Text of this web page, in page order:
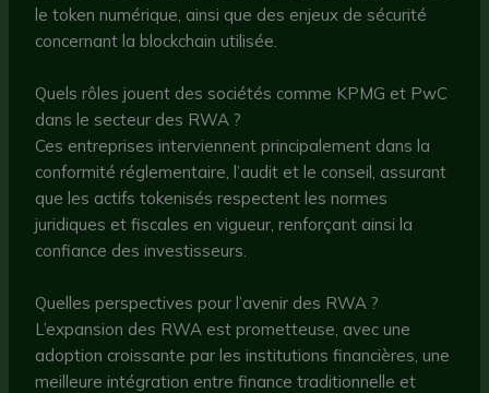
le token numérique, ainsi que des enjeux de sécurité
concernant la blockchain utilisée.
Quels rôles jouent des sociétés comme KPMG et PwC
dans le secteur des RWA ?
Ces entreprises interviennent principalement dans la
conformité réglementaire, l’audit et le conseil, assurant
que les actifs tokenisés respectent les normes
juridiques et fiscales en vigueur, renforçant ainsi la
confiance des investisseurs.
Quelles perspectives pour l’avenir des RWA ?
L’expansion des RWA est prometteuse, avec une
adoption croissante par les institutions financières, une
meilleure intégration entre finance traditionnelle et